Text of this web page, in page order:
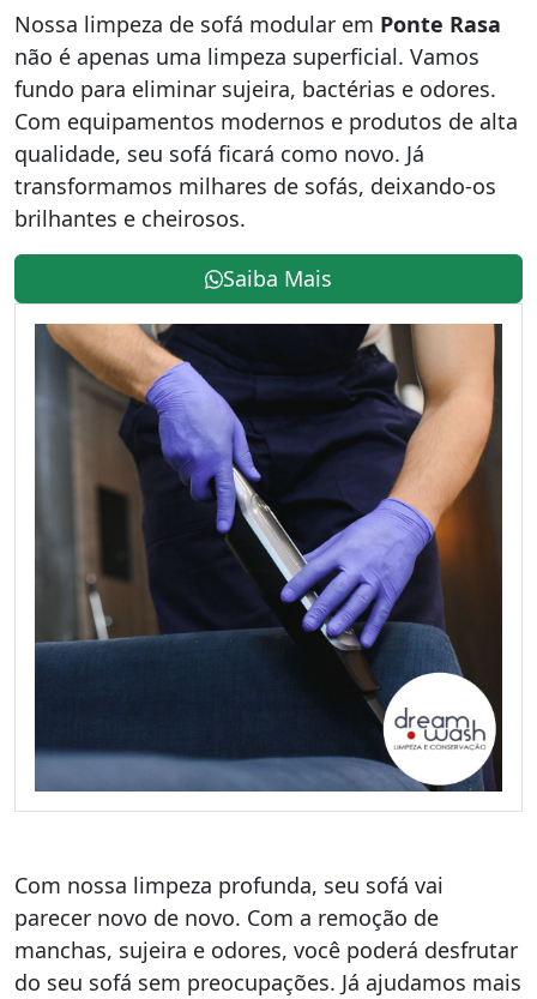
Nossa limpeza de sofá modular em Ponte Rasa
não é apenas uma limpeza superficial. Vamos
fundo para eliminar sujeira, bactérias e odores.
Com equipamentos modernos e produtos de alta
qualidade, seu sofá ficará como novo. Já
transformamos milhares de sofás, deixando-os
brilhantes e cheirosos.
Saiba Mais
Com nossa limpeza profunda, seu sofá vai
parecer novo de novo. Com a remoção de
manchas, sujeira e odores, você poderá desfrutar
do seu sofá sem preocupações. Já ajudamos mais